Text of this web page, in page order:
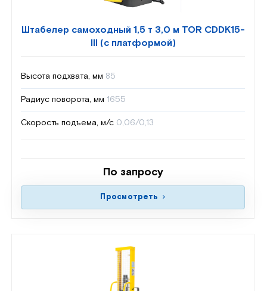
Штабелер самоходный 1,5 т 3,0 м TOR CDDK15-
III (с платформой)
Высота подхвата, мм 85
Радиус поворота, мм 1655
Скорость подъема, м/с 0,06/0,13
По запросу
Просмотреть